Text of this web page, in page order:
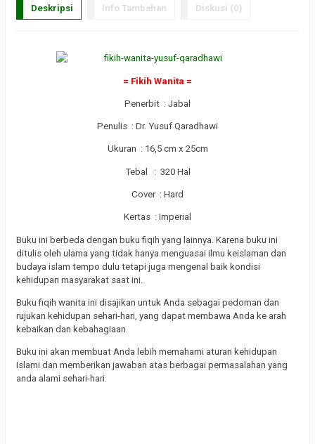
Deskripsi Info Tambahan Diskusi (0)
= Fikih Wanita =
Penerbit : Jabal
Penulis : Dr. Yusuf Qaradhawi
Ukuran : 16,5 cm x 25cm
Tebal : 320 Hal
Cover : Hard
Kertas : Imperial
Buku ini berbeda dengan buku fiqih yang lainnya. Karena buku ini
ditulis oleh ulama yang tidak hanya menguasai ilmu keislaman dan
budaya islam tempo dulu tetapi juga mengenal baik kondisi
kehidupan masyarakat saat ini.
Buku fiqih wanita ini disajikan untuk Anda sebagai pedoman dan
rujukan kehidupan sehari-hari, yang dapat membawa Anda ke arah
kebaikan dan kebahagiaan.
Buku ini akan membuat Anda lebih memahami aturan kehidupan
Islami dan memberikan jawaban atas berbagai permasalahan yang
anda alami sehari-hari.